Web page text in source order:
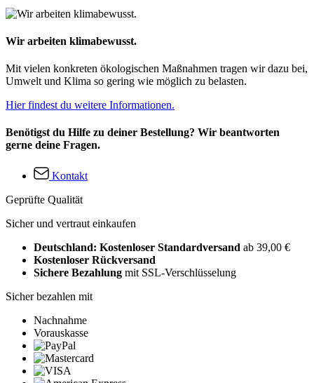
Wir arbeiten klimabewusst.
Mit vielen konkreten ökologischen Maßnahmen tragen wir dazu bei,
Umwelt und Klima so gering wie möglich zu belasten.
Hier findest du weitere Informationen.
Benötigst du Hilfe zu deiner Bestellung? Wir beantworten
gerne deine Fragen.
Kontakt
Geprüfte Qualität
Sicher und vertraut einkaufen
Deutschland: Kostenloser Standardversand ab 39,00 €
Kostenloser Rückversand
Sichere Bezahlung mit SSL-Verschlüsselung
Sicher bezahlen mit
Nachnahme
Vorauskasse